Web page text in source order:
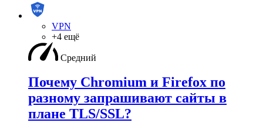
VPN
+4 ещё
Средний
Почему Chromium и Firefox по
разному запрашивают сайты в
плане TLS/SSL?